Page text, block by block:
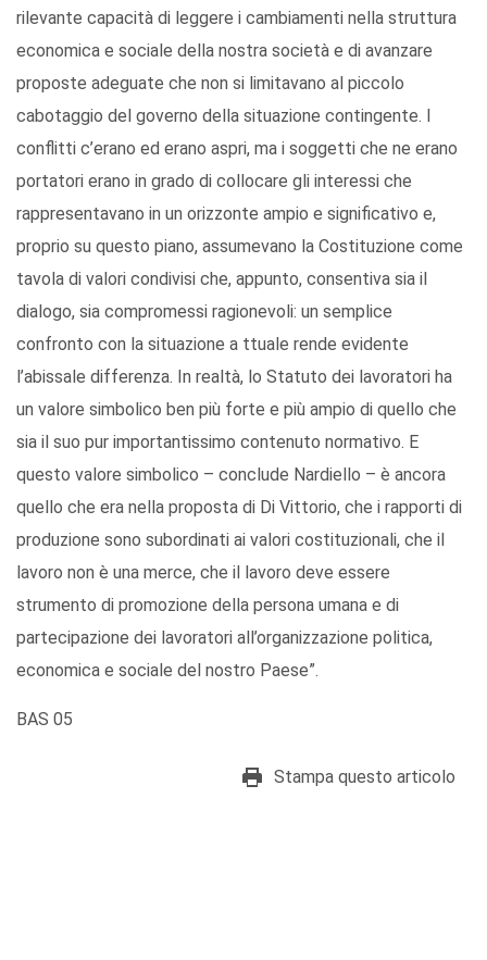
rilevante capacità di leggere i cambiamenti nella struttura
economica e sociale della nostra società e di avanzare
proposte adeguate che non si limitavano al piccolo
cabotaggio del governo della situazione contingente. I
conflitti c’erano ed erano aspri, ma i soggetti che ne erano
portatori erano in grado di collocare gli interessi che
rappresentavano in un orizzonte ampio e significativo e,
proprio su questo piano, assumevano la Costituzione come
tavola di valori condivisi che, appunto, consentiva sia il
dialogo, sia compromessi ragionevoli: un semplice
confronto con la situazione a ttuale rende evidente
l’abissale differenza. In realtà, lo Statuto dei lavoratori ha
un valore simbolico ben più forte e più ampio di quello che
sia il suo pur importantissimo contenuto normativo. E
questo valore simbolico – conclude Nardiello – è ancora
quello che era nella proposta di Di Vittorio, che i rapporti di
produzione sono subordinati ai valori costituzionali, che il
lavoro non è una merce, che il lavoro deve essere
strumento di promozione della persona umana e di
partecipazione dei lavoratori all’organizzazione politica,
economica e sociale del nostro Paese”.
BAS 05
Stampa questo articolo